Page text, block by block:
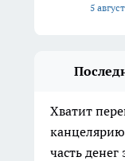
5
Хватит
часть денег